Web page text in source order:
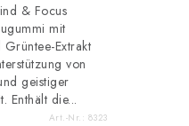
& Focus
mit
Extrakt
von
geistiger
Enthält die...
Art.-Nr.: 8323